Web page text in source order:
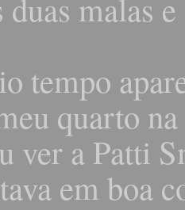
duas malas
tempo
quarto
ver a Patti
em boa